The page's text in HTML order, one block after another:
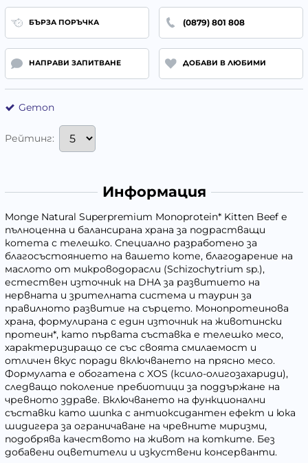
БЪРЗА ПОРЪЧКА (0879) 801 808
НАПРАВИ ЗАПИТВАНЕ ДОБАВИ В ЛЮБИМИ
Gemon
Рейтинг:
Информация
Monge Natural Superpremium Monoprotein* Kitten Beef е
пълноценна и балансирана храна за подрастващи
котета с телешко. Специално разработено за
благосъстоянието на вашето коте, благодарение на
маслото от микроводорасли (Schizochytrium sp.),
естествен източник на DHA за развитието на
нервната и зрителната система и таурин за
правилното развитие на сърцето. Монопротеинова
храна, формулирана с един източник на животински
протеин*, като първата съставка е телешко месо,
характеризиращо се със своята смилаемост и
отличен вкус поради включването на прясно месо.
Формулата е обогатена с XOS (ксило-олигозахариди),
следващо поколение пребиотици за поддържане на
чревното здраве. Включването на функционални
съставки като шипка с антиоксидантен ефект и юка
шидигера за ограничаване на чревните миризми,
подобрява качеството на живот на котките. Без
добавени оцветители и изкуствени консерванти.